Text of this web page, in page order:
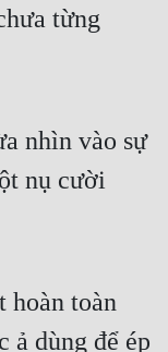
từng
nhìn vào sự
nụ cười
hoàn toàn
ả dùng để ép